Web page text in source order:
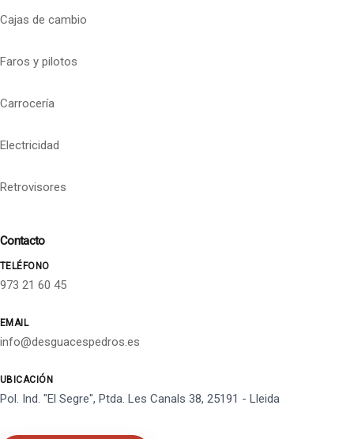
Cajas de cambio
Faros y pilotos
Carrocería
Electricidad
Retrovisores
Contacto
TELÉFONO
973 21 60 45
EMAIL
info@desguacespedros.es
UBICACIÓN
Pol. Ind. "El Segre", Ptda. Les Canals 38, 25191 - Lleida